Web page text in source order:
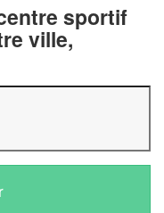
sportif
ville,